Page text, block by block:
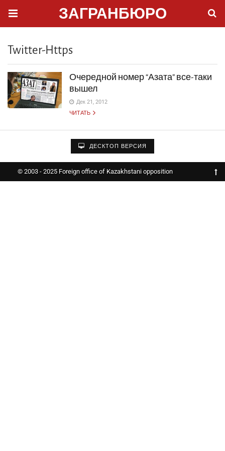
ЗАГРАНБЮРО
Twitter-Https
Очередной номер “Азата” все-таки
вышел
Дек 21, 2012
ЧИТАТЬ
ДЕСКТОП ВЕРСИЯ
© 2003 - 2025 Foreign office of Kazakhstani opposition